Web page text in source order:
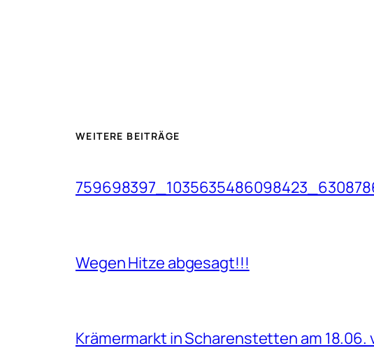
WEITERE BEITRÄGE
Wegen Hitze abgesagt!!!
Krämermarkt in Scharenstetten am 18.06.